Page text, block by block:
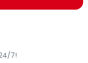
7!